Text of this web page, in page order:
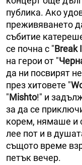
публика. Ако
преживяването
събитие
се почна с "Break
на герои от "
да ни посвирят
през хитовете "
"Mishto!" и
за да се
корем, нямаше и
лее пот и в
същото време
петък вечер.